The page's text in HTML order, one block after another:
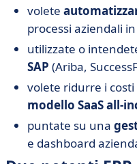
volete
processi aziendali
utilizzate o
SAP (Ariba,
volete ridurre i
modello SaaS all-
puntate su una
e dashboard